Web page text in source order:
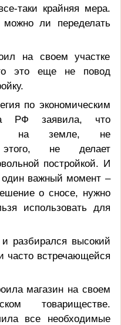
таки крайняя мера.
ли переделать
на своем участке
то это еще не повод
по экономическим
РФ заявила, что
на земле, не
этого, не делает
постройкой. И
важный момент –
о сносе, нужно
использовать для
разбирался высокий
часто встречающейся
магазин на своем
товариществе.
все необходимые